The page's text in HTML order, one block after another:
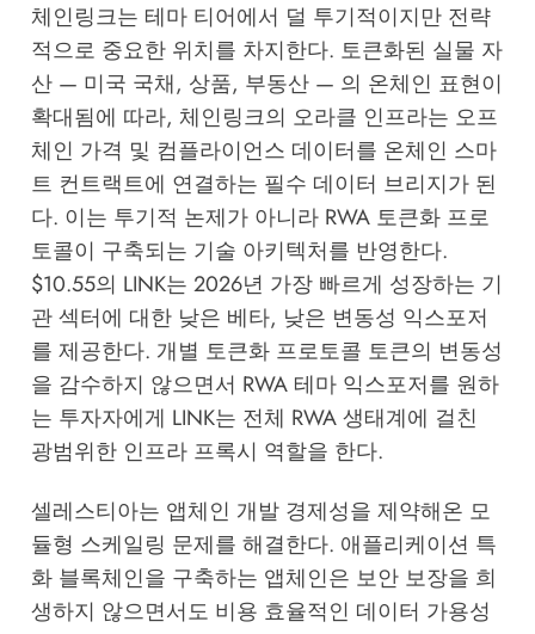
체인링크는 테마 티어에서 덜 투기적이지만 전략
적으로 중요한 위치를 차지한다. 토큰화된 실물 자
산 — 미국 국채, 상품, 부동산 — 의 온체인 표현이
확대됨에 따라, 체인링크의 오라클 인프라는 오프
체인 가격 및 컴플라이언스 데이터를 온체인 스마
트 컨트랙트에 연결하는 필수 데이터 브리지가 된
다. 이는 투기적 논제가 아니라 RWA 토큰화 프로
토콜이 구축되는 기술 아키텍처를 반영한다.
$10.55의 LINK는 2026년 가장 빠르게 성장하는 기
관 섹터에 대한 낮은 베타, 낮은 변동성 익스포저
를 제공한다. 개별 토큰화 프로토콜 토큰의 변동성
을 감수하지 않으면서 RWA 테마 익스포저를 원하
는 투자자에게 LINK는 전체 RWA 생태계에 걸친
광범위한 인프라 프록시 역할을 한다.
셀레스티아는 앱체인 개발 경제성을 제약해온 모
듈형 스케일링 문제를 해결한다. 애플리케이션 특
화 블록체인을 구축하는 앱체인은 보안 보장을 희
생하지 않으면서도 비용 효율적인 데이터 가용성